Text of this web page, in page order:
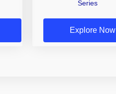
Series
Explore Now